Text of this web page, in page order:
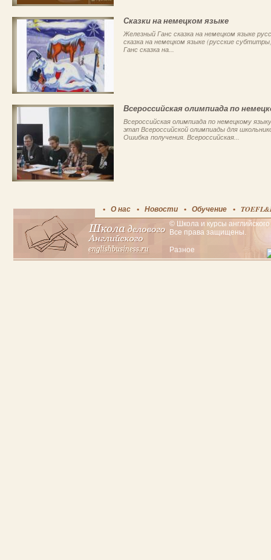
Сказки на немецком языке
Железный Ганс сказка на немецком языке
сказка на немецком языке (русские
Ганс сказка на...
Всероссийская олимпиада по
Всероссийская олимпиада по немецкому
этап Всероссийской олимпиады для
Ошибка получения. Всероссийская...
О нас Новости Обучение
© Школа и курсы
Все права защищены.
Разное